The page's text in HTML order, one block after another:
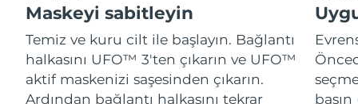
Maskeyi sabitleyin
Temiz ve kuru cilt ile başlayın. Bağlantı
halkasını UFO™ 3'ten çıkarın ve UFO™
aktif maskenizi saşesinden çıkarın.
Ardından bağlantı halkasını tekrar